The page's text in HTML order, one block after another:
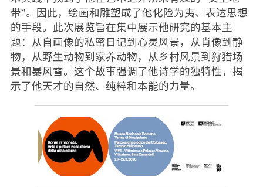
带”。因此，绘画和雕塑成了他化险为夷、表达思想
的手段。此次展览旨在集中展示他研究的基本主
题：从自画像的私密日记到心灵风景，从肖像到静
物，从野生动物到家养动物，从乡村风景到狩猎场
景和暴风雪。这个故事强调了他诗学的独特性，揭
示了他天才的自然、纯粹和本能的力量。